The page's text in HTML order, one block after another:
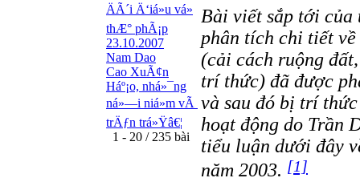
ÄÃ´i Ä‘iá»u vá»
thÆ° phÃ¡p
23.10.2007
Nam Dao
Cao XuÃ¢n
Háº¡o, nhá»¯ng
ná»—i niá»m vÃ
trÄƒn trá»Ÿâ€¦
1 - 20 / 235 bài
Bài viết sắp tới của
phân tích chi tiết
(cải cách ruộng
trí thức) đã được
và sau đó bị trí
hoạt động do Trần
tiểu luận dưới đây
năm 2003. [1]